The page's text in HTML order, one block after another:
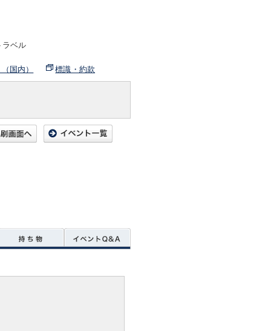
ベル
国内） 標識・約款